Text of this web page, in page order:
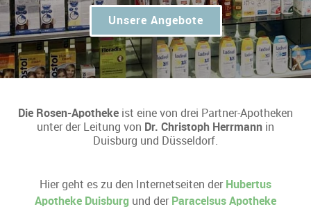
Unsere Angebote
Die Rosen-Apotheke ist eine von drei Partner-Apotheken
unter der Leitung von Dr. Christoph Herrmann in
Duisburg und Düsseldorf.
Hier geht es zu den Internetseiten der Hubertus
Apotheke Duisburg und der Paracelsus Apotheke